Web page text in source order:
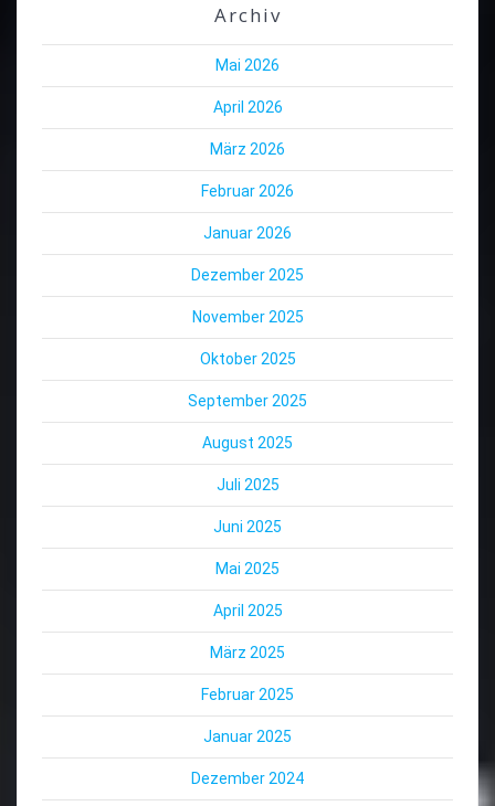
Archiv
Mai 2026
April 2026
März 2026
Februar 2026
Januar 2026
Dezember 2025
November 2025
Oktober 2025
September 2025
August 2025
Juli 2025
Juni 2025
Mai 2025
April 2025
März 2025
Februar 2025
Januar 2025
Dezember 2024